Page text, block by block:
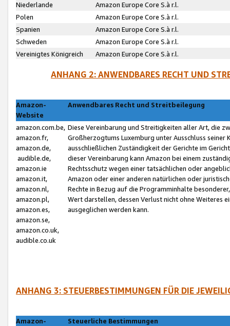
Niederlande
Amazon Europe Core S.à r.l.
Polen
Amazon Europe Core S.à r.l.
Spanien
Amazon Europe Core S.à r.l.
Schweden
Amazon Europe Core S.à r.l.
Vereinigtes Königreich
Amazon Europe Core S.à r.l.
ANHANG 2: ANWENDBARES RECHT UND
Amazon-
Website
Anwendbares Recht und Streitbeilegung
amazon.com.be,
amazon.fr,
amazon.de,
audible.de,
amazon.ie
amazon.it,
amazon.nl,
amazon.pl,
amazon.es,
amazon.se,
amazon.co.uk,
audible.co.uk
Diese Vereinbarung und Streitigkeiten aller Art, die
Großherzogtums Luxemburg unter Ausschluss
ausschließlichen Zuständigkeit der Gerichte im
dieser Vereinbarung kann Amazon bei einem
Rechtsschutz wegen einer tatsächlichen oder
Amazon oder einer anderen natürlichen oder
Rechte in Bezug auf die Programminhalte
Wert darstellen, dessen Verlust nicht ohne Weiteres
ausgeglichen werden kann.
ANHANG 3: STEUERBESTIMMUNGEN FÜR DIE
Amazon-
Steuerliche Bestimmungen